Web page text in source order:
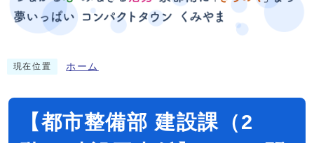
現在位置 ホーム
【都市整備部 建設課（2